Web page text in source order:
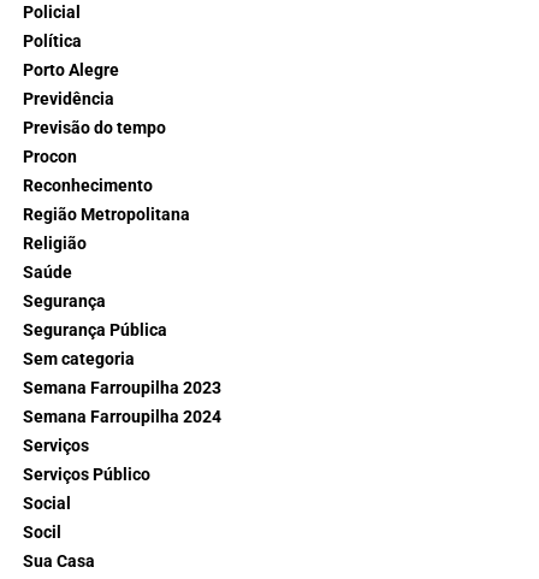
Policial
Política
Porto Alegre
Previdência
Previsão do tempo
Procon
Reconhecimento
Região Metropolitana
Religião
Saúde
Segurança
Segurança Pública
Sem categoria
Semana Farroupilha 2023
Semana Farroupilha 2024
Serviços
Serviços Público
Social
Socil
Sua Casa